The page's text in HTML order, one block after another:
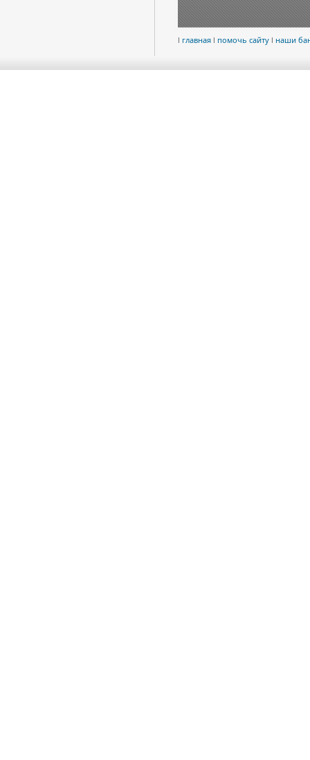
l главная l помочь сайту l наши